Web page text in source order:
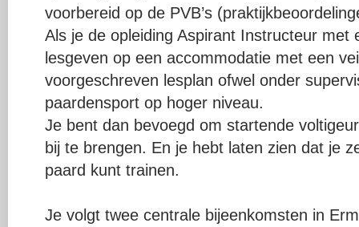
voorbereid op de PVB’s
Als je de opleiding Aspirant Instructeur met
lesgeven op een accommodatie met een
voorgeschreven lesplan ofwel onder
paardensport op hoger niveau.
Je bent dan bevoegd om startende
bij te brengen. En je hebt laten zien dat je
paard kunt trainen.
Je volgt twee centrale bijeenkomsten in